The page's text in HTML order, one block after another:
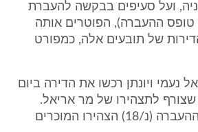
ועל סעיפים בבקשה להעברת
טופס ההעברה), הפוטרים אותה
של תובעים אלה, כמפורט
2 - אריאל נעמי ויונתן רכשו את הדירה ביום
שצורף לתצהירו של מר אריאל.
בסעיף 3 של טופס ההעברה (נ/18) הצהירו המוכרים